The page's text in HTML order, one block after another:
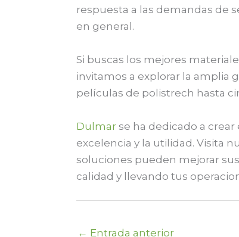
respuesta a las demandas de
en general.
Si buscas los mejores
invitamos a explorar la amplia
películas de polistrech hasta
Dulmar se ha dedicado a
excelencia y la utilidad. Visita
soluciones pueden mejorar
calidad y llevando tus
← Entrada anterior